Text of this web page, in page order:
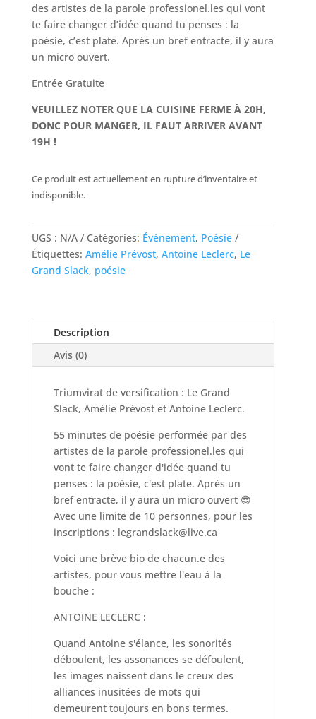
des artistes de la parole professionel.les qui vont
te faire changer d’idée quand tu penses : la
poésie, c’est plate. Après un bref entracte, il y aura
un micro ouvert.
Entrée Gratuite
VEUILLEZ NOTER QUE LA CUISINE FERME À 20H,
DONC POUR MANGER, IL FAUT ARRIVER AVANT
19H !
Ce produit est actuellement en rupture d’inventaire et
indisponible.
UGS : N/A Catégories: Événement, Poésie
Étiquettes: Amélie Prévost, Antoine Leclerc, Le
Grand Slack, poésie
Description
Avis (0)
Triumvirat de versification : Le Grand
Slack, Amélie Prévost et Antoine Leclerc.
55 minutes de poésie performée par des
artistes de la parole professionel.les qui
vont te faire changer d'idée quand tu
penses : la poésie, c'est plate. Après un
bref entracte, il y aura un micro ouvert 😎
Avec une limite de 10 personnes, pour les
inscriptions : legrandslack@live.ca
Voici une brève bio de chacun.e des
artistes, pour vous mettre l'eau à la
bouche :
ANTOINE LECLERC :
Quand Antoine s'élance, les sonorités
déboulent, les assonances se défoulent,
les images naissent dans le creux des
alliances inusitées de mots qui
demeurent toujours en bons termes.